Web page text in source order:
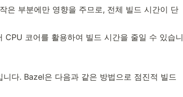
은 부분에만 영향을 주므로, 전체 빌드 시간이 단
코어를 활용하여 빌드 시간을 줄일 수 있습니
다. Bazel은 다음과 같은 방법으로 점진적 빌드